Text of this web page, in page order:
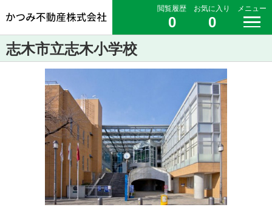
閲覧履歴
0
お気に入り
0
メニュー
志木市立志木小学校